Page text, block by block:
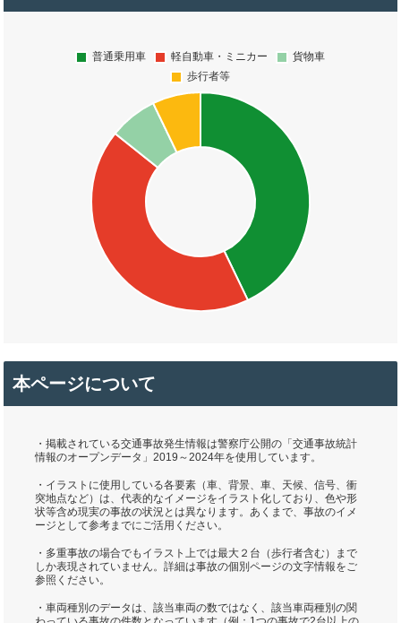
本ページについて
・掲載されている交通事故発生情報は警察庁公開の「交通事故統計
情報のオープンデータ」2019～2024年を使用しています。
・イラストに使用している各要素（車、背景、車、天候、信号、衝
突地点など）は、代表的なイメージをイラスト化しており、色や形
状等含め現実の事故の状況とは異なります。あくまで、事故のイメ
ージとして参考までにご活用ください。
・多重事故の場合でもイラスト上では最大２台（歩行者含む）まで
しか表現されていません。詳細は事故の個別ページの文字情報をご
参照ください。
・車両種別のデータは、該当車両の数ではなく、該当車両種別の関